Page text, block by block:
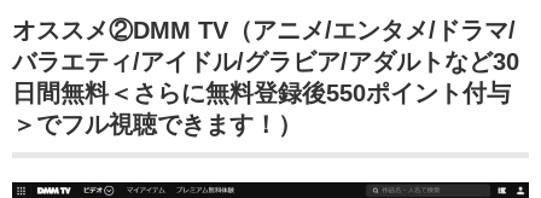
オススメ②DMM TV（アニメ/エンタメ/ドラマ/
バラエティ/アイドル/グラビア/アダルトなど30
日間無料＜さらに無料登録後550ポイント付与
＞でフル視聴できます！）